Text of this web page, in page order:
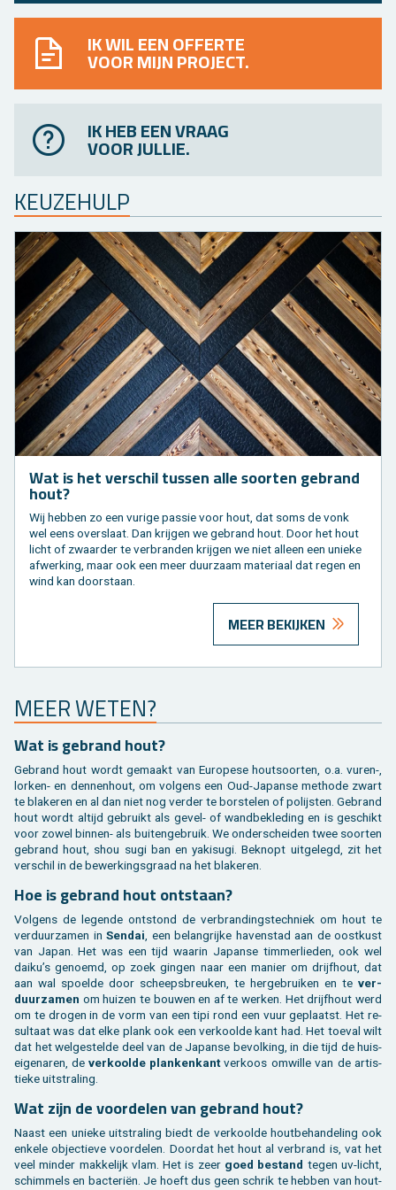
IK WIL EEN OFFERTE
VOOR MIJN PROJECT.
IK HEB EEN VRAAG
VOOR JULLIE.
KEU­ZE­HULP
Wat is het ver­schil tus­sen alle soor­ten ge­brand
hout?
Wij heb­ben zo een vu­ri­ge pas­sie voor hout, dat soms de vonk
wel eens over­slaat. Dan krij­gen we ge­brand hout. Door het hout
licht of zwaar­der te ver­bran­den krij­gen we niet al­leen een unie­ke
af­wer­king, maar ook een meer duur­zaam ma­te­ri­aal dat regen en
wind kan door­staan.
MEER BEKIJKEN
MEER WETEN?
Wat is ge­brand hout?
Ge­brand hout wordt ge­maakt van Eu­ro­pe­se hout­soor­ten, o.a. vuren-,
lor­ken- en den­nen­hout, om vol­gens een Oud-Ja­pan­se me­tho­de zwart
te bla­ke­ren en al dan niet nog ver­der te bor­ste­len of po­lijs­ten. Ge­brand
hout wordt al­tijd ge­bruikt als gevel- of wand­be­kle­ding en is ge­schikt
voor zowel bin­nen- als bui­ten­ge­bruik. We on­der­schei­den twee soor­ten
ge­brand hout, shou sugi ban en ya­k­i­su­gi. Be­knopt uit­ge­legd, zit het
ver­schil in de be­wer­kings­graad na het bla­ke­ren.
Hoe is ge­brand hout ont­staan?
Vol­gens de le­gen­de ont­stond de ver­bran­dings­tech­niek om hout te
ver­duur­za­men in Sen­dai , een be­lang­rij­ke ha­ven­stad aan de oost­kust
van Japan. Het was een tijd waar­in Ja­pan­se tim­mer­lie­den, ook wel
daiku’s ge­noemd, op zoek gin­gen naar een ma­nier om drijf­hout, dat
aan wal spoel­de door scheeps­breu­ken, te her­ge­brui­ken en te ver­
duur­za­men om hui­zen te bou­wen en af te wer­ken. Het drijf­hout werd
om te dro­gen in de vorm van een tipi rond een vuur ge­plaatst. Het re­
sul­taat was dat elke plank ook een ver­kool­de kant had. Het toe­val wilt
dat het wel­ge­stel­de deel van de Ja­pan­se be­vol­king, in die tijd de huis­
ei­ge­na­ren, de ver­kool­de plan­ken­kantver­koos om­wil­le van de ar­tis­
tie­ke uit­stra­ling.
Wat zijn de voor­de­len van ge­brand hout?
Naast een unie­ke uit­stra­ling biedt de ver­kool­de hout­be­han­de­ling ook
en­ke­le ob­jec­tie­ve voor­de­len. Door­dat het hout al ver­brand is, vat het
veel min­der mak­ke­lijk vlam. Het is zeer goed be­stand tegen uv-licht,
schim­mels en bac­te­riën. Je hoeft dus geen schrik te heb­ben van hout­